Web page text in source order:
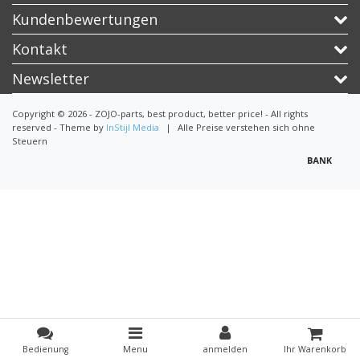
Kundenbewertungen
Kontakt
Newsletter
Copyright © 2026 - ZOJO-parts, best product, better price! - All rights
reserved - Theme by InStijl Media |
Alle Preise verstehen sich ohne
Steuern
Bedienung Menu anmelden Ihr Warenkorb